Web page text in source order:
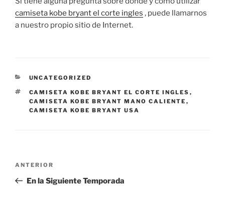
camiseta kobe bryant el corte ingles , puede llamarnos
a nuestro propio sitio de Internet.
CATEGORÍAS
UNCATEGORIZED
ETIQUETAS
CAMISETA KOBE BRYANT EL CORTE INGLES ,
CAMISETA KOBE BRYANT MANO CALIENTE ,
CAMISETA KOBE BRYANT USA
entradas
Entrada
anterior:
ANTERIOR
En la Siguiente Temporada